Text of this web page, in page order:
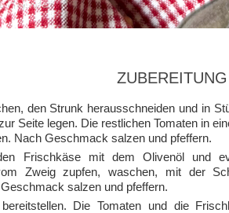
ZUBEREITUNG
den Strunk herausschneiden und in
Seite legen. Die restlichen Tomaten in
Nach Geschmack salzen und pfeffern.
Frischkäse mit dem Olivenöl und
Zweig zupfen, waschen, mit der
salzen und pfeffern.
Die Tomaten und die